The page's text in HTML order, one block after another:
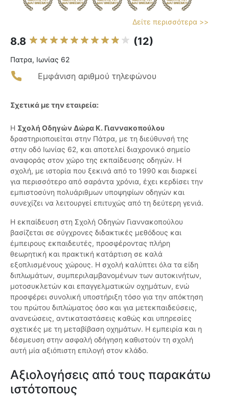
Δείτε περισσότερα >>
8.8 (12)
Πατρα, Ιωνίας 62
Εμφάνιση αριθμού τηλεφώνου
Σχετικά με την εταιρεία:
Η Σχολή Οδηγών Δώρα Κ. Γιαννακοπούλου
δραστηριοποιείται στην Πάτρα, με τη διεύθυνσή της
στην οδό Ιωνίας 62, και αποτελεί διαχρονικό σημείο
αναφοράς στον χώρο της εκπαίδευσης οδηγών. Η
σχολή, με ιστορία που ξεκινά από το 1990 και διαρκεί
για περισσότερο από σαράντα χρόνια, έχει κερδίσει την
εμπιστοσύνη πολυάριθμων υποψηφίων οδηγών και
συνεχίζει να λειτουργεί επιτυχώς από τη δεύτερη γενιά.
Η εκπαίδευση στη Σχολή Οδηγών Γιαννακοπούλου
βασίζεται σε σύγχρονες διδακτικές μεθόδους και
έμπειρους εκπαιδευτές, προσφέροντας πλήρη
θεωρητική και πρακτική κατάρτιση σε καλά
εξοπλισμένους χώρους. Η σχολή καλύπτει όλα τα είδη
διπλωμάτων, συμπεριλαμβανομένων των αυτοκινήτων,
μοτοσυκλετών και επαγγελματικών οχημάτων, ενώ
προσφέρει συνολική υποστήριξη τόσο για την απόκτηση
του πρώτου διπλώματος όσο και για μετεκπαιδεύσεις,
ανανεώσεις, αντικαταστάσεις καθώς και υπηρεσίες
σχετικές με τη μεταβίβαση οχημάτων. Η εμπειρία και η
δέσμευση στην ασφαλή οδήγηση καθιστούν τη σχολή
αυτή μία αξιόπιστη επιλογή στον κλάδο.
Αξιολογήσεις από τους παρακάτω
ιστότοπους